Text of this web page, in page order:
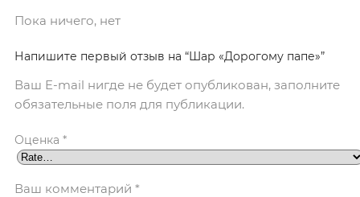
Пока ничего, нет
Напишите первый отзыв на “Шар «Дорогому папе»”
Ваш E-mail нигде не будет опубликован, заполните
обязательные поля для публикации.
Оценка *
Ваш комментарий *